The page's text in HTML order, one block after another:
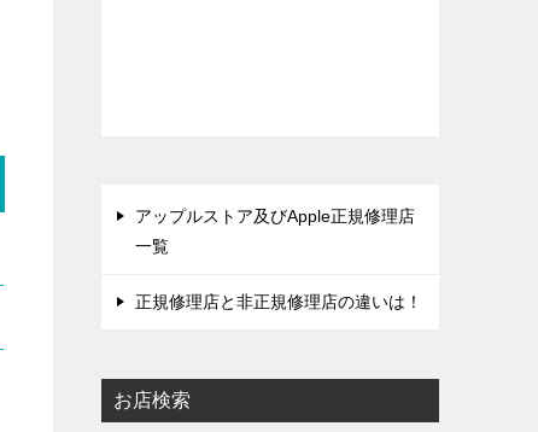
アップルストア及びApple正規修理店
一覧
正規修理店と非正規修理店の違いは！
お店検索